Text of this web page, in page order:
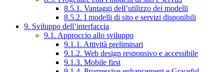
8.5.1. Vantaggi dell’utilizzo dei modelli
8.5.2. I modelli di sito e servizi disponibili
9. Sviluppo dell’interfaccia
9.1. Approccio allo sviluppo
9.1.1. Attività preliminari
9.1.2. Web design responsivo e accessibile
9.1.3. Mobile first